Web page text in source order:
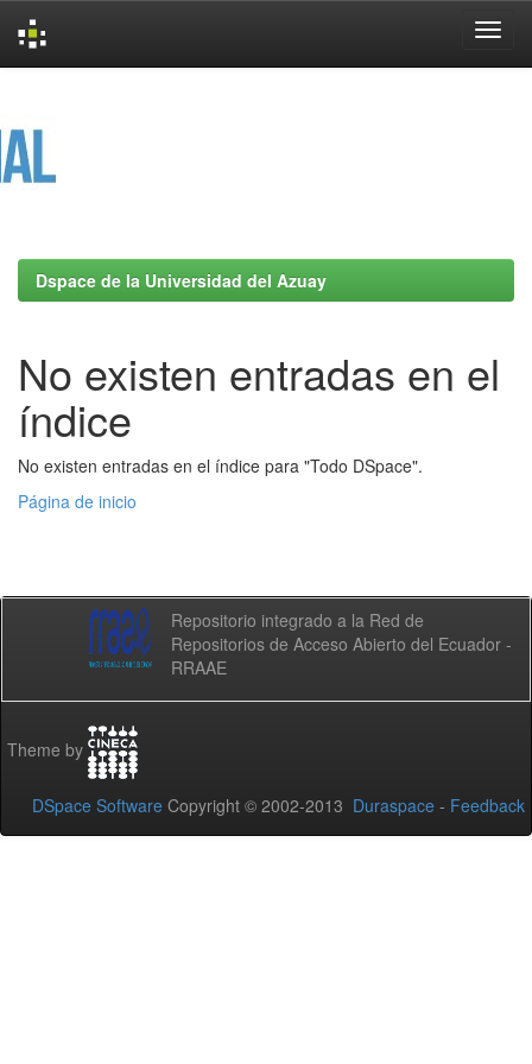
Dspace de la Universidad del Azuay
No existen entradas en el
índice
No existen entradas en el índice para "Todo DSpace".
Página de inicio
Repositorio integrado a la Red de
Repositorios de Acceso Abierto del Ecuador -
RRAAE
Theme by
DSpace Software Copyright © 2002-2013 Duraspace - Feedback